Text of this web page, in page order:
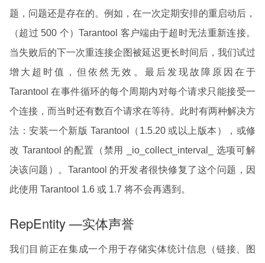
题，问题还是存在的。例如，在一次定期安排的重启动后，
（超过 500 个）Tarantool 客户端由于超时无法重新连接。
当失败后的下一次重连接企图被延迟更长时间后，我们试过
增大超时值，但依然无效。最后发现故障原因在于
Tarantool 在事件循环的每个周期内对每个请求只能接受一
个连接，而当时还有数百个请求在等待。此时有两种解决方
法：安装一个新版 Tarantool（1.5.20 或以上版本），或修
改 Tarantool 的配置（禁用 _io_collect_interval_ 选项可解
决该问题）。Tarantool 的开发者很快修复了这个问题，因
此使用 Tarantool 1.6 或 1.7 将不会再遇到。
RepEntity —实体声誉
我们目前正在集成一个用于存储实体统计信息（链接、图